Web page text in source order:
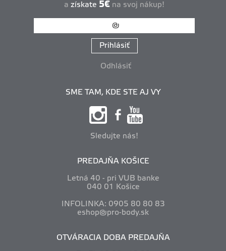
a získate 5€ na svoj nákup!
Prihlásiť
Odhlásiť
SME TAM, KDE STE AJ VY
Sledujte nás!
PREDAJŇA KOŠICE
Letná 40 - pri VUB banke
040 01 Košice
INFOLINKA: 0905 80 80 83
eshop@pro-body.sk
OTVÁRACIA DOBA PREDAJŇA